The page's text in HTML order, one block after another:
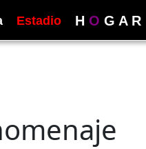
Estadio H O G A R